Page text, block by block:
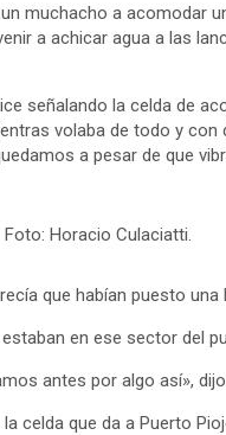
muchacho a acomodar
a achicar agua a las
señalando la celda de
volaba de todo y
a pesar de que
Foto: Horacio Culaciatti.
que habían puesto
en ese sector del
antes por algo así»,
celda que da a Puerto